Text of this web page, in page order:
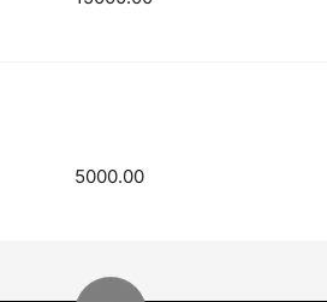
5000.00